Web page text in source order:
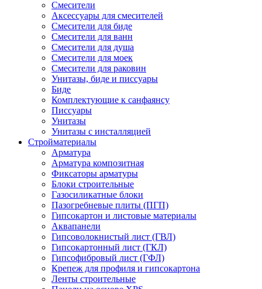
Смесители
Аксессуары для смесителей
Смесители для биде
Смесители для ванн
Смесители для душа
Смесители для моек
Смесители для раковин
Унитазы, биде и писсуары
Биде
Комплектующие к санфаянсу
Писсуары
Унитазы
Унитазы с инсталляцией
Стройматериалы
Арматура
Арматура композитная
Фиксаторы арматуры
Блоки строительные
Газосиликатные блоки
Пазогребневые плиты (ПГП)
Гипсокартон и листовые материалы
Аквапанели
Гипсоволокнистый лист (ГВЛ)
Гипсокартонный лист (ГКЛ)
Гипсофибровый лист (ГФЛ)
Крепеж для профиля и гипсокартона
Ленты строительные